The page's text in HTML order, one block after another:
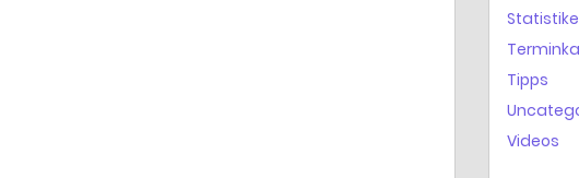
Tipps
Videos